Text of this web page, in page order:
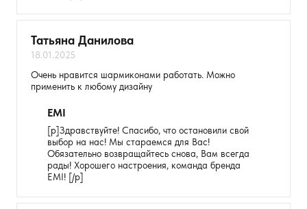
Оставить анонимно
Татьяна Данилова
18.01.2025
Очень нравится шармиконами работать. Можно
применить к любому дизайну
EMI
[p]Здравствуйте! Спасибо, что остановили свой
выбор на нас! Мы стараемся для Вас!
Обязательно возвращайтесь снова, Вам всегда
рады! Хорошего настроения, команда бренда
EMI! [/p]